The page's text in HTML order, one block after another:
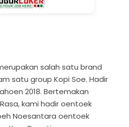
salah satu brand
satu group Kopi Soe. Hadir
2018. Bertemakan
kami hadir oentoek
Noesantara oentoek